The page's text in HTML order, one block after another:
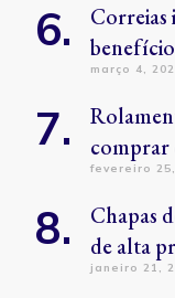
Correias
março 4,
comprar
fevereiro
Chapas
de alta
janeiro 21,